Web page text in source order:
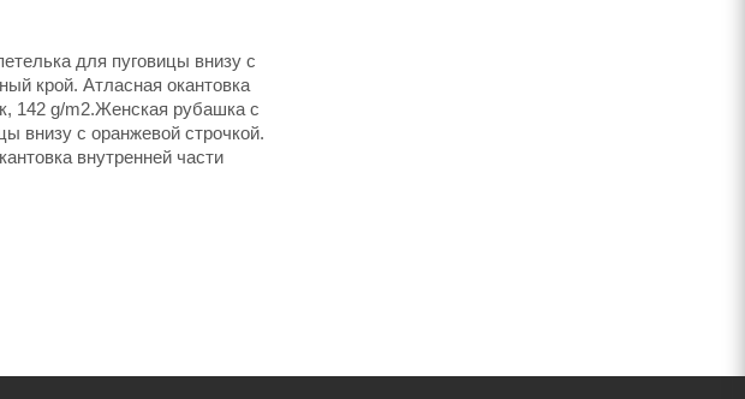
для пуговицы внизу с
крой. Атласная окантовка
142 g/m2.Женская рубашка с
внизу с оранжевой строчкой.
внутренней части